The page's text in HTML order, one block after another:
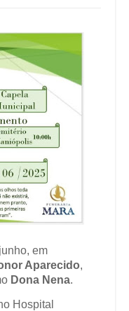
em
Aparecido,
Dona Nena.
Hospital